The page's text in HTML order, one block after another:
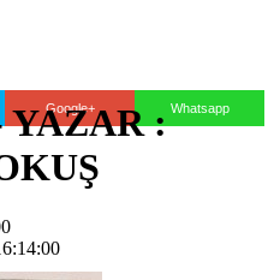
:
Google+ Whatsapp